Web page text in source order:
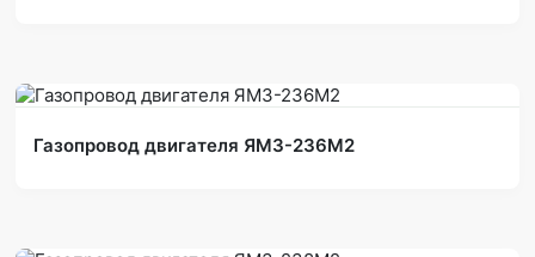
Газопровод двигателя ЯМЗ-236М2